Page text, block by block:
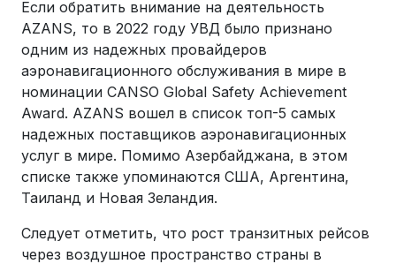
Если обратить внимание на деятельность
AZANS, то в 2022 году УВД было признано
одним из надежных провайдеров
аэронавигационного обслуживания в мире в
номинации CANSO Global Safety Achievement
Award. AZANS вошел в список топ-5 самых
надежных поставщиков аэронавигационных
услуг в мире. Помимо Азербайджана, в этом
списке также упоминаются США, Аргентина,
Таиланд и Новая Зеландия.
Следует отметить, что рост транзитных рейсов
через воздушное пространство страны в